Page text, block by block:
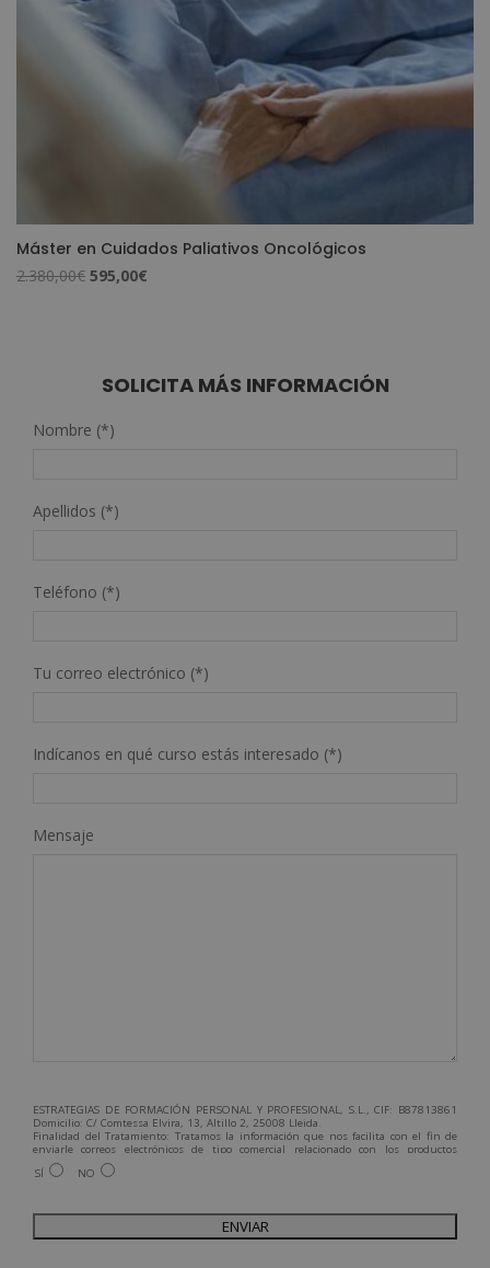
Máster en Cuidados Paliativos Oncológicos
2.380,00€ El
2.380,00€.
595,00€
595,00€.
SOLICITA MÁS INFORMACIÓN
Nombre (*)
Apellidos (*)
Teléfono (*)
Tu correo electrónico (*)
Indícanos en qué curso estás interesado (*)
Mensaje
ESTRATEGIAS DE FORMACIÓN PERSONAL Y PROFESIONAL, S.L., CIF: B87813861
Domicilio: C/ Comtessa Elvira, 13, Altillo 2, 25008 Lleida.
Finalidad del Tratamiento: Tratamos la información que nos facilita con el fin de
enviarle correos electrónicos de tipo comercial relacionado con los productos
ofrecidos y otros tipo de productos que fueran de su interés.
Legitimación del tratamiento: Consentimiento del interesado.
Para más información consulte nuestra Política de Privacidad.
Desea recibir información comercial (vía telefónica y/o email):
SÍ NO